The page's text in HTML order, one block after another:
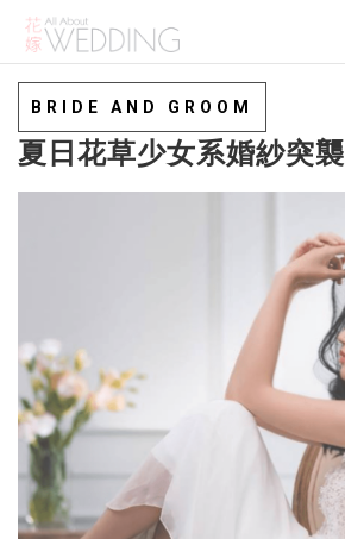
BRIDE AND GROOM
夏日花草少女系婚紗突襲